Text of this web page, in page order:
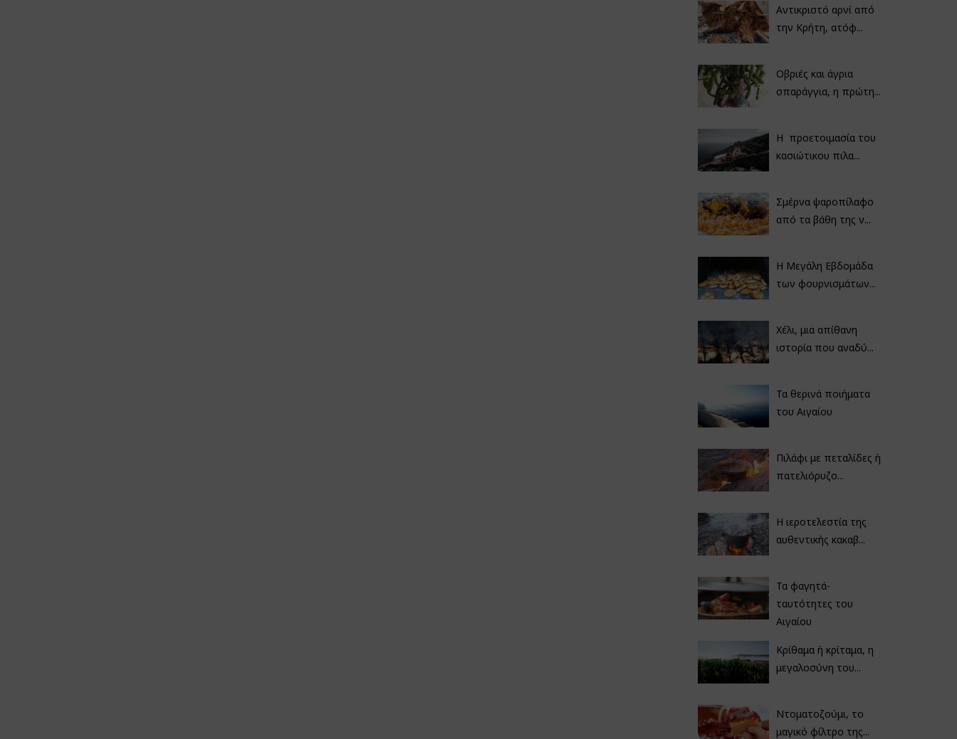
Αντικριστό αρνί από
την Κρήτη, ατόφ...
Οβριές και άγρια
σπαράγγια, η πρώτη...
Η προετοιμασία του
κασιώτικου πιλα...
Σμέρνα ψαροπίλαφο
από τα βάθη της ν...
Η Μεγάλη Εβδομάδα
των φουρνισμάτων...
Χέλι, μια απίθανη
ιστορία που αναδύ...
Τα θερινά ποιήματα
του Αιγαίου
Πιλάφι με πεταλίδες ή
πατελιόρυζο...
Η ιεροτελεστία της
αυθεντικής κακαβ...
Τα φαγητά-
ταυτότητες του
Αιγαίου
Κρίθαμα ή κρίταμα, η
μεγαλοσύνη του...
Ντοματοζούμι, το
μαγικό φίλτρο της...